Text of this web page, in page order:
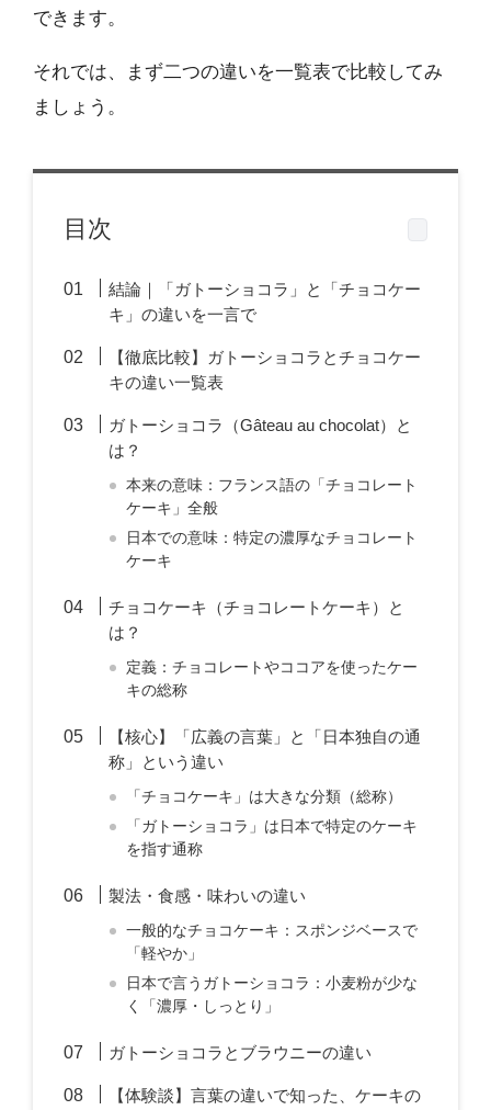
できます。
それでは、まず二つの違いを一覧表で比較してみ
ましょう。
目次
結論｜「ガトーショコラ」と「チョコケー
キ」の違いを一言で
【徹底比較】ガトーショコラとチョコケー
キの違い一覧表
ガトーショコラ（Gâteau au chocolat）と
は？
本来の意味：フランス語の「チョコレート
ケーキ」全般
日本での意味：特定の濃厚なチョコレート
ケーキ
チョコケーキ（チョコレートケーキ）と
は？
定義：チョコレートやココアを使ったケー
キの総称
【核心】「広義の言葉」と「日本独自の通
称」という違い
「チョコケーキ」は大きな分類（総称）
「ガトーショコラ」は日本で特定のケーキ
を指す通称
製法・食感・味わいの違い
一般的なチョコケーキ：スポンジベースで
「軽やか」
日本で言うガトーショコラ：小麦粉が少な
く「濃厚・しっとり」
ガトーショコラとブラウニーの違い
【体験談】言葉の違いで知った、ケーキの